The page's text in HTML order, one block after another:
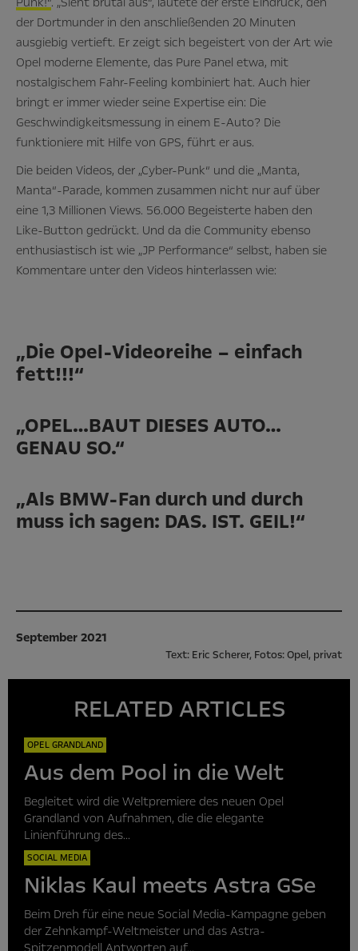
der Dortmunder in den anschließenden 20 Minuten
ausgiebig vertieft. Er zeigt sich begeistert von der Art wie
Opel moderne Elemente, das Pure Panel etwa, mit
nostalgischem Fahr-Feeling kombiniert hat. Auch hier
bringt er immer wieder seine Expertise ein: Die
Geschwindigkeitsmessung in einem E-Auto? Die
funktioniere mit Hilfe von GPS, führt er aus.
Die beiden Videos, der „Cyber-Punk“ und die „Manta,
Manta“-Parade, kommen zusammen nicht nur auf über
eine 1,3 Millionen Views. 56.000 Begeisterte haben den
Like-Button gedrückt. Und da die Community ebenso
enthusiastisch ist wie „JP Performance“ selbst, haben sie
Kommentare unter den Videos hinterlassen wie:
„Die Opel-Videoreihe – einfach
fett!!!“
„OPEL…BAUT DIESES AUTO…
GENAU SO.“
„Als BMW-Fan durch und durch
muss ich sagen: DAS. IST. GEIL!“
September 2021
Text: Eric Scherer, Fotos: Opel, privat
RELATED ARTICLES
OPEL GRANDLAND
Aus dem Pool in die Welt
Begleitet wird die Weltpremiere des neuen Opel
Grandland von Aufnahmen, die die elegante
Linienführung des...
SOCIAL MEDIA
Niklas Kaul meets Astra GSe
Beim Dreh für eine neue Social Media-Kampagne geben
der Zehnkampf-Weltmeister und das Astra-